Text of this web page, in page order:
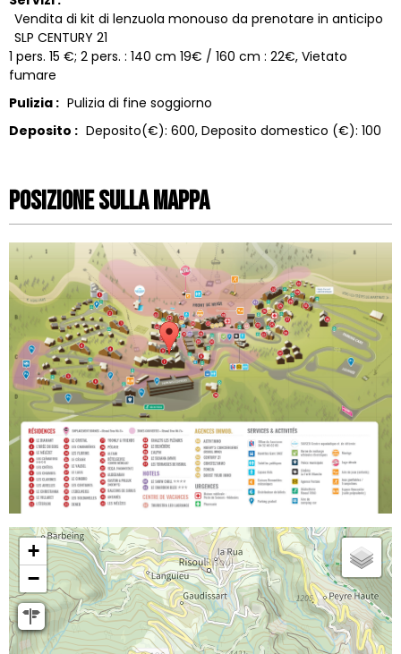
Vendita di kit di lenzuola monouso da prenotare in anticipo
SLP CENTURY 21
1 pers. 15 €; 2 pers. : 140 cm 19€ / 160 cm : 22€ Vietato
fumare
Pulizia : Pulizia di fine soggiorno
Deposito : Deposito(€): 600 Deposito domestico (€): 100
Posizione sulla mappa
+
−